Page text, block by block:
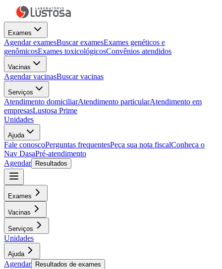
Exames
Agendar examesBuscar examesExames genéticos e
genômicosExames toxicológicosConvênios atendidos
Vacinas
Agendar vacinasBuscar vacinas
Serviços
Atendimento domiciliarAtendimento particularAtendimento em
empresasLustosa Prime
Unidades
Ajuda
Fale conoscoPerguntas frequentesPeça sua nota fiscalConheça o
Nav DasaPré-atendimento
Agendar
Resultados
Exames
Vacinas
Serviços
Unidades
Ajuda
Agendar Resultados de exames